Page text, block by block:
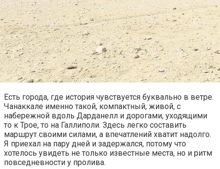
Есть города, где история чувствуется буквально в ветре.
Чанаккале именно такой, компактный, живой, с
набережной вдоль Дарданелл и дорогами, уходящими
то к Трое, то на Галлиполи. Здесь легко составить
маршрут своими силами, а впечатлений хватит надолго.
Я приехал на пару дней и задержался, потому что
хотелось увидеть не только известные места, но и ритм
повседневности у пролива.